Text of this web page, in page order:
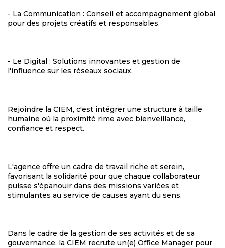
- La Communication : Conseil et accompagnement global
pour des projets créatifs et responsables.
- Le Digital : Solutions innovantes et gestion de
l'influence sur les réseaux sociaux.
Rejoindre la CIEM, c'est intégrer une structure à taille
humaine où la proximité rime avec bienveillance,
confiance et respect.
L'agence offre un cadre de travail riche et serein,
favorisant la solidarité pour que chaque collaborateur
puisse s'épanouir dans des missions variées et
stimulantes au service de causes ayant du sens.
Dans le cadre de la gestion de ses activités et de sa
gouvernance, la CIEM recrute un(e) Office Manager pour